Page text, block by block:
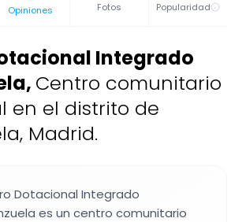
Opiniones Fotos Popularidad
Integrado
, Centro comunitario
en el distrito de
Madrid.
Dotacional Integrado
es un centro comunitario